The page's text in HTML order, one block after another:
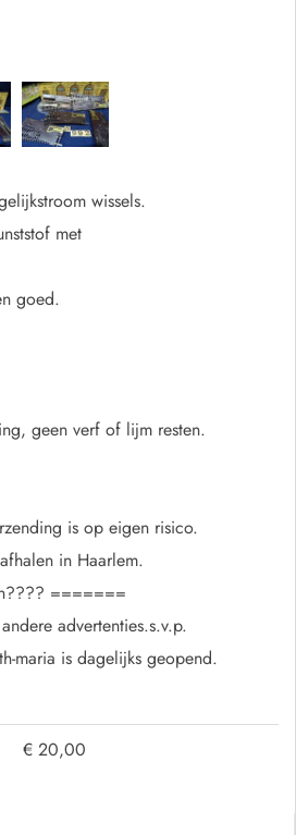
€ 20,00
wissels.
met
goed.
geen verf of lijm resten.
is op eigen risico.
in Haarlem.
=======
advertenties.s.v.p.
maria is dagelijks geopend.